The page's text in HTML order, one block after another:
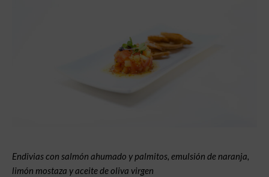
Endivias con salmón ahumado y palmitos, emulsión de naranja,
limón mostaza y aceite de oliva virgen